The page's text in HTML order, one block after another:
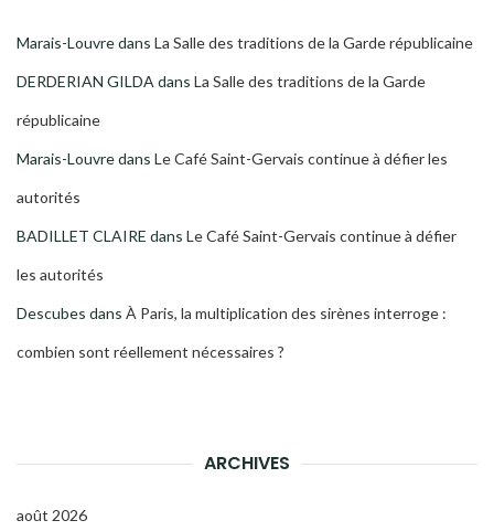
Marais-Louvredans La Salle des traditions de la Garde républicaine
DERDERIAN GILDA dans La Salle des traditions de la Garde
républicaine
Marais-Louvredans Le Café Saint-Gervais continue à défier les
autorités
BADILLET CLAIRE dans Le Café Saint-Gervais continue à défier
les autorités
Descubes dans À Paris, la multiplication des sirènes interroge :
combien sont réellement nécessaires ?
ARCHIVES
août 2026